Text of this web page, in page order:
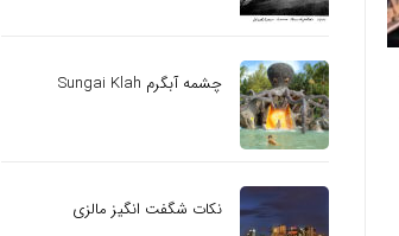
چشمه آبگرم Sungai Klah
نکات شگفت انگیز مالزی